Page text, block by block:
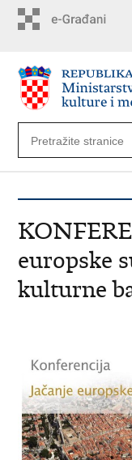
europske
kulturne